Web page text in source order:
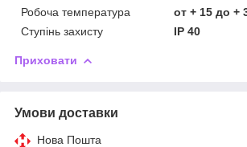
Робоча температура
от + 15 до +
Ступінь захисту
IP 40
Приховати
Умови доставки
Нова Пошта